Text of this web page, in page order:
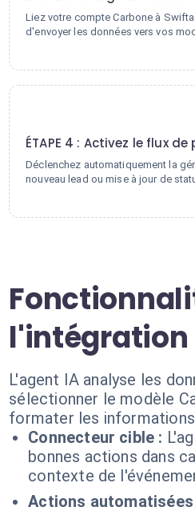
Liez votre compte Carbone à
d'envoyer les données vers vos
ÉTAPE 4 : Activez le flux
Déclenchez automatiquement la
nouveau lead ou mise à jour de
l'intégration
L'agent IA analyse les
sélectionner le modèle
formater les
Connecteur cible :
bonnes actions dans
contexte de
Actions automatisées